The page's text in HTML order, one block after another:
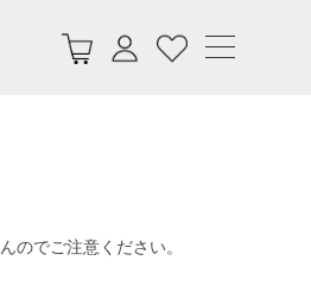
のでご注意ください。